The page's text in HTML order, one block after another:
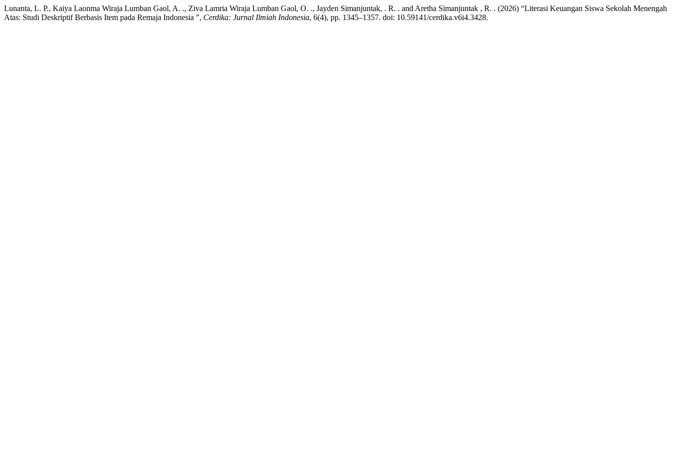
Lunanta, L. P., Kaiya Laonma Wiraja Lumban Gaol, A. ., Ziva Lamria Wiraja Lumban Gaol, O. ., Jayden Simanjuntak, . R. . and Aretha Simanjuntak , R. . (2026) “Literasi Keuangan Siswa Sekolah Menengah
Atas: Studi Deskriptif Berbasis Item pada Remaja Indonesia ”, Cerdika: Jurnal Ilmiah Indonesia, 6(4), pp. 1345–1357. doi: 10.59141/cerdika.v6i4.3428.